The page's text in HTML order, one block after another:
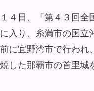
４日、「第４３回全
入り、糸満市の国立
に宜野湾市で行わ
した那覇市の首里城